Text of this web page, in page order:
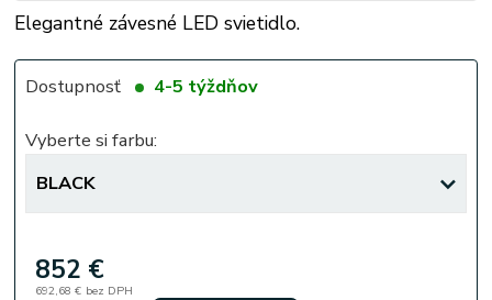
Elegantné závesné LED svietidlo.
Dostupnosť 4-5 týždňov
Vyberte si farbu:
852 €
692,68 € bez DPH